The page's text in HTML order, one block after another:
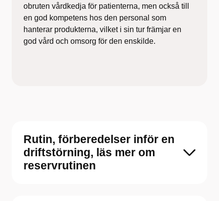
obruten vårdkedja för patienterna, men också till
en god kompetens hos den personal som
hanterar produkterna, vilket i sin tur främjar en
god vård och omsorg för den enskilde.
Rutin, förberedelser inför en
driftstörning, läs mer om
reservrutinen